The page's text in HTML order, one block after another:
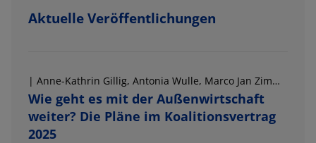
Aktuelle Veröffentlichungen
| Anne-Kathrin Gillig, Antonia Wulle, Marco Jan Zimmehl
Wie geht es mit der Außenwirtschaft
weiter? Die Pläne im Koalitionsvertrag
2025